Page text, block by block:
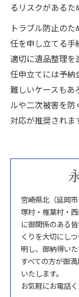
るリスクがあるた
トラブル防止の
任を申し立てる手
適切に遺品整理を
任申立てには予納
難しいケースもあ
ルや二次被害を
対応が推奨されま
宮崎県北（延岡
塚村・椎葉村・
に御関係のある
くりを大切にし
明し、御納得い
すべての方が御
いたします。
お気軽にお電話く